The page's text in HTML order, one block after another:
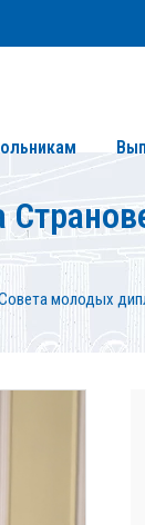
Совета молодых